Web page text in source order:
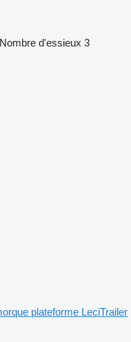
Nombre d'essieux 3
plateforme LeciTrailer